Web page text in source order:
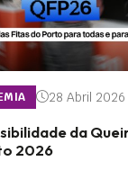
28 Abril 2026
da
2026